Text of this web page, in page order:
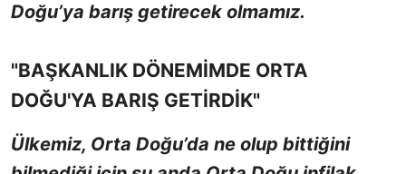
Doğu’ya barış getirecek olmamız.
"BAŞKANLIK DÖNEMİMDE ORTA
DOĞU'YA BARIŞ GETİRDİK"
Ülkemiz, Orta Doğu’da ne olup bittiğini